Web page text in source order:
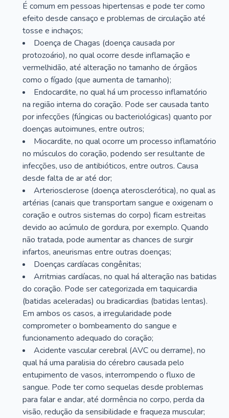
É comum em pessoas hipertensas e pode ter como
efeito desde cansaço e problemas de circulação até
tosse e inchaços;
Doença de Chagas (doença causada por
protozoário), no qual ocorre desde inflamação e
vermelhidão, até alteração no tamanho de órgãos
como o fígado (que aumenta de tamanho);
Endocardite, no qual há um processo inflamatório
na região interna do coração. Pode ser causada tanto
por infecções (fúngicas ou bacteriológicas) quanto por
doenças autoimunes, entre outros;
Miocardite, no qual ocorre um processo inflamatório
no músculos do coração, podendo ser resultante de
infecções, uso de antibióticos, entre outros. Causa
desde falta de ar até dor;
Arteriosclerose (doença aterosclerótica), no qual as
artérias (canais que transportam sangue e oxigenam o
coração e outros sistemas do corpo) ficam estreitas
devido ao acúmulo de gordura, por exemplo. Quando
não tratada, pode aumentar as chances de surgir
infartos, aneurismas entre outras doenças;
Doenças cardíacas congênitas;
Arritmias cardíacas, no qual há alteração nas batidas
do coração. Pode ser categorizada em taquicardia
(batidas aceleradas) ou bradicardias (batidas lentas).
Em ambos os casos, a irregularidade pode
comprometer o bombeamento do sangue e
funcionamento adequado do coração;
Acidente vascular cerebral (AVC ou derrame), no
qual há uma paralisia do cérebro causada pelo
entupimento de vasos, interrompendo o fluxo de
sangue. Pode ter como sequelas desde problemas
para falar e andar, até dormência no corpo, perda da
visão, redução da sensibilidade e fraqueza muscular;